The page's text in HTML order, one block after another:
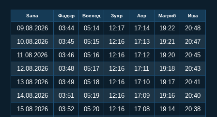
Sana Фаджр Восход Зухр Аср Магриб Иша
09.08.2026 03:44 05:14 12:17 17:14 19:22
20:48
10.08.2026
03:45 05:15 12:16 17:13 19:21
20:47
11.08.2026
03:46 05:16 12:16 17:12 19:20
20:45
12.08.2026
03:48 05:17 12:16 17:11 19:18
20:43
13.08.2026
03:49 05:18 12:16 17:10 19:17
20:41
14.08.2026
03:51 05:19 12:16 17:09 19:16
20:40
15.08.2026
03:52 05:20 12:16 17:08 19:14
20:38